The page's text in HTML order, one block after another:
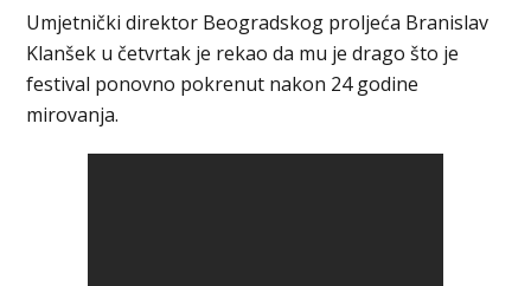
Umjetnički direktor Beogradskog proljeća Branislav
Klanšek u četvrtak je rekao da mu je drago što je
festival ponovno pokrenut nakon 24 godine
mirovanja.